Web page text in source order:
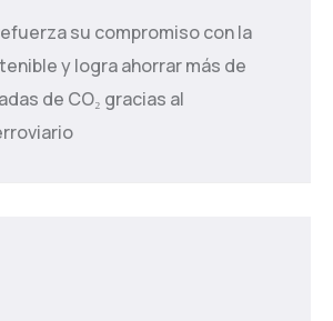
su compromiso con la
y logra ahorrar más de
de CO₂ gracias al